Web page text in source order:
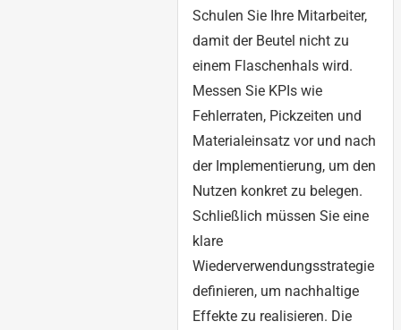
Schulen Sie Ihre Mitarbeiter,
damit der Beutel nicht zu
einem Flaschenhals wird.
Messen Sie KPIs wie
Fehlerraten, Pickzeiten und
Materialeinsatz vor und nach
der Implementierung, um den
Nutzen konkret zu belegen.
Schließlich müssen Sie eine
klare
Wiederverwendungsstrategie
definieren, um nachhaltige
Effekte zu realisieren. Die